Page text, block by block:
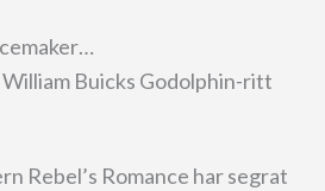
Buicks Godolphin-ritt
Rebel’s Romance har segrat